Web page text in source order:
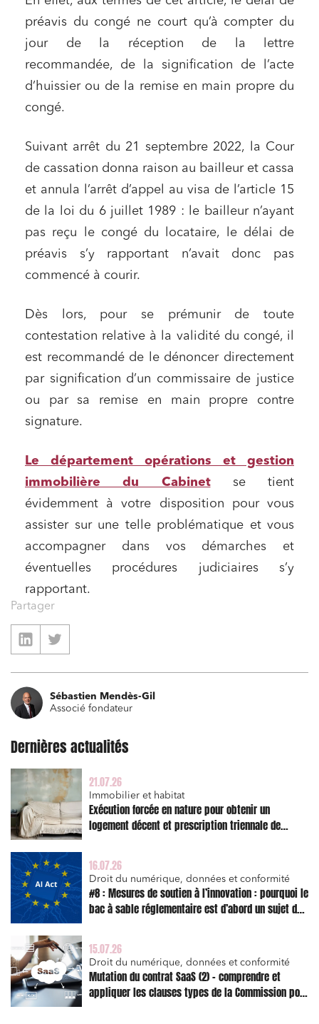
préavis du congé ne court qu’à compter du
jour de la réception de la lettre
recommandée, de la signification de l’acte
d’huissier ou de la remise en main propre du
congé.
Suivant arrêt du 21 septembre 2022, la Cour
de cassation donna raison au bailleur et cassa
et annula l’arrêt d’appel au visa de l’article 15
de la loi du 6 juillet 1989 : le bailleur n’ayant
pas reçu le congé du locataire, le délai de
préavis s’y rapportant n’avait donc pas
commencé à courir.
Dès lors, pour se prémunir de toute
contestation relative à la validité du congé, il
est recommandé de le dénoncer directement
par signification d’un commissaire de justice
ou par sa remise en main propre contre
signature.
Le département opérations et gestion
immobilière du Cabinetse tient
évidemment à votre disposition pour vous
assister sur une telle problématique et vous
accompagner dans vos démarches et
éventuelles procédures judiciaires s’y
rapportant.
Partager
Sébastien Mendès-Gil
Associé fondateur
Dernières actualités
21.07.26
Immobilier et habitat
Exécution forcée en nature pour obtenir un
logement décent et prescription triennale de
16.07.26
Droit du numérique, données et conformité
#8 : Mesures de soutien à l’innovation : pourquoi le
bac à sable réglementaire est d’abord un sujet de
15.07.26
Droit du numérique, données et conformité
Mutation du contrat SaaS (2) – comprendre et
appliquer les clauses types de la Commission pour
Associations et acteurs de l’économie sociale et
Media et édition
Immobilier et habitat
Entreprises du numérique
Établissements financiers
Mobilité et transport
Règlement des litiges
Droit du numérique, données et conformité
Relations sociales et droit du travail
Services publics et collectivités
Commande publique